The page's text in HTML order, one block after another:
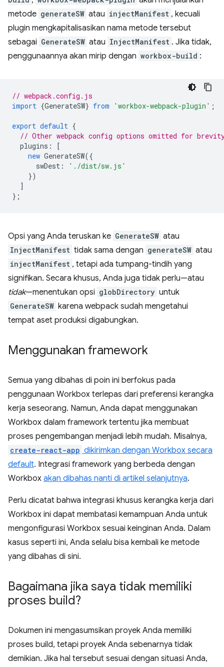
metode generateSW atau injectManifest , kecuali
plugin mengkapitalisasikan nama metode tersebut
sebagai GenerateSW atau InjectManifest . Jika tidak,
penggunaannya akan mirip dengan workbox-build :
// webpack.config.js
import {GenerateSW} from 'workbox-webpack-plugin' ;
export default {
// Other webpack config options omitted for
plugins :
[
new GenerateSW({
swDest :
'./dist/sw.js'
})
]
};
Opsi yang Anda teruskan ke GenerateSW atau
InjectManifest tidak sama dengan generateSW atau
injectManifest , tetapi ada tumpang-tindih yang
signifikan. Secara khusus, Anda juga tidak perlu—atau
tidak—menentukan opsi globDirectory untuk
GenerateSW karena webpack sudah mengetahui
tempat aset produksi digabungkan.
Menggunakan framework
Semua yang dibahas di poin ini berfokus pada
penggunaan Workbox terlepas dari preferensi kerangka
kerja seseorang. Namun, Anda dapat menggunakan
Workbox dalam framework tertentu jika membuat
proses pengembangan menjadi lebih mudah. Misalnya,
create-react-app dikirimkan dengan Workbox secara
default. Integrasi framework yang berbeda dengan
Workbox akan dibahas nanti di artikel selanjutnya.
Perlu dicatat bahwa integrasi khusus kerangka kerja dari
Workbox ini dapat membatasi kemampuan Anda untuk
mengonfigurasi Workbox sesuai keinginan Anda. Dalam
kasus seperti ini, Anda selalu bisa kembali ke metode
yang dibahas di sini.
Bagaimana jika saya tidak memiliki
proses build?
Dokumen ini mengasumsikan proyek Anda memiliki
proses build, tetapi proyek Anda sebenarnya tidak
demikian. Jika hal tersebut sesuai dengan situasi Anda,